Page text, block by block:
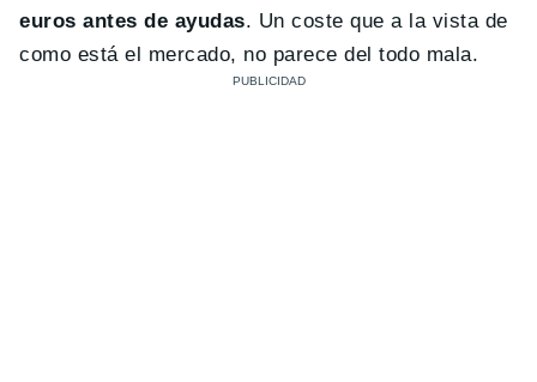
euros antes de ayudas. Un coste que a la vista de
como está el mercado, no parece del todo mala.